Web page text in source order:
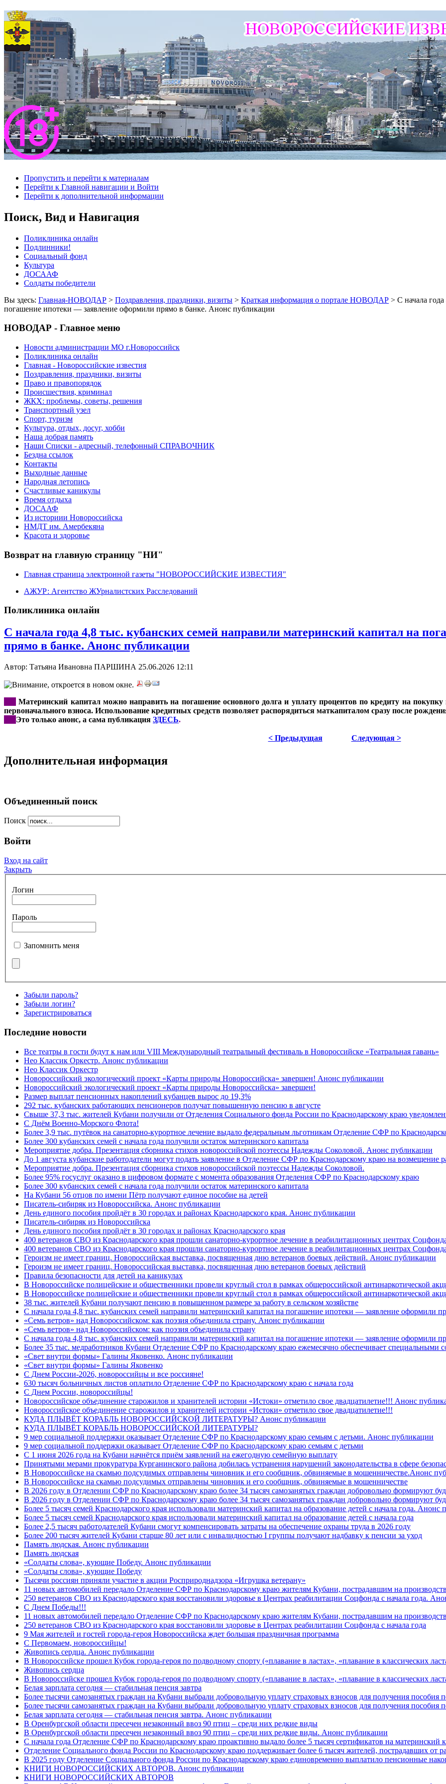
Пропустить и перейти к материалам
Перейти к Главной навигации и Войти
Перейти к дополнительной информации
Поиск, Вид и Навигация
Поликлиника онлайн
Подлинники!
Социальный фонд
Культура
ДОСААФ
Солдаты победители
Вы здесь: Главная-НОВОДАР > Поздравления, праздники, визиты > Краткая информация о портале НОВОДАР > С начала
погашение ипотеки — заявление оформили прямо в банке. Анонс публикации
НОВОДАР - Главное меню
Новости администрации МО г.Новороссийск
Поликлиника онлайн
Главная - Новороссийские известия
Поздравления, праздники, визиты
Право и правопорядок
Происшествия, криминал
ЖКХ: проблемы, советы, решения
Транспортный узел
Спорт, туризм
Культура, отдых, досуг, хобби
Наша добрая память
Наши Списки - адресный, телефонный СПРАВОЧНИК
Бездна ссылок
Контакты
Выходные данные
Народная летопись
Счастливые каникулы
Время отдыха
ДОСААФ
Из историии Новороссийска
НМДТ им. Амербекяна
Красота и здоровье
Возврат на главную страницу "НИ"
Главная страница электронной газеты "НОВОРОССИЙСКИЕ ИЗВЕСТИЯ"
АЖУР: Агентство ЖУрналистских Расследований
Поликлиника онлайн
С начала года 4,8 тыс. кубанских семей направили материнский капитал на
прямо в банке. Анонс публикации
Автор: Татьяна Ивановна ПАРШИНА 25.06.2026 12:11
Материнский капитал можно направить на погашение основного долга и уплату процентов по кредиту на
первоначального взноса. Использование кредитных средств позволяет распорядиться маткапиталом сразу после
Это только анонс, а сама публикация ЗДЕСЬ.
< Предыдущая Следующая >
Дополнительная информация
Объединенный поиск
Поиск
Войти
Вход на сайт
Закрыть
Логин
Пароль
Запомнить меня
Забыли пароль?
Забыли логин?
Зарегистрироваться
Последние новости
Все театры в гости будут к нам или VIII Международный театральный фестиваль в Новороссийске «Театральная гавань»
Нео Классик Оркестр. Анонс публикации
Нео Классик Оркестр
Новороссийский экологический проект «Карты природы Новороссийска» завершен! Анонс публикации
Новороссийский экологический проект «Карты природы Новороссийска» завершен!
Размер выплат пенсионных накоплений кубанцев вырос до 19,3%
292 тыс. кубанских работающих пенсионеров получат повышенную пенсию в августе
Свыше 37,3 тыс. жителей Кубани получили от Отделения Социального фонда России по Краснодарскому краю
C Днём Военно-Морского Флота!
Более 3,9 тыс. путёвок на санаторно-курортное лечение выдало федеральным льготникам Отделение СФР по
Более 300 кубанских семей с начала года получили остаток материнского капитала
Мероприятие добра. Презентация сборника стихов новороссийской поэтессы Надежды Соколовой. Анонс публикации
До 1 августа кубанские работодатели могут подать заявление в Отделение СФР по Краснодарскому краю на возмещение
Мероприятие добра. Презентация сборника стихов новороссийской поэтессы Надежды Соколовой.
Более 95% госуслуг оказано в цифровом формате с момента образования Отделения СФР по Краснодарскому краю
Более 300 кубанских семей с начала года получили остаток материнского капитала
На Кубани 56 отцов по имени Пётр получают единое пособие на детей
Писатель-сибиряк из Новороссийска. Анонс публикации
День единого пособия пройдёт в 30 городах и районах Краснодарского края. Анонс публикации
Писатель-сибиряк из Новороссийска
День единого пособия пройдёт в 30 городах и районах Краснодарского края
400 ветеранов СВО из Краснодарского края прошли санаторно-курортное лечение в реабилитационных центрах
400 ветеранов СВО из Краснодарского края прошли санаторно-курортное лечение в реабилитационных центрах
Героизм не имеет границ. Новороссийская выставка, посвященная дню ветеранов боевых действий. Анонс публикации
Героизм не имеет границ. Новороссийская выставка, посвященная дню ветеранов боевых действий
Правила безопасности для детей на каникулах
В Новороссийске полицейские и общественники провели круглый стол в рамках общероссийской антинаркотической
В Новороссийске полицейские и общественники провели круглый стол в рамках общероссийской антинаркотической
38 тыс. жителей Кубани получают пенсию в повышенном размере за работу в сельском хозяйстве
С начала года 4,8 тыс. кубанских семей направили материнский капитал на погашение ипотеки — заявление оформили
«Семь ветров» над Новороссийском: как поэзия объединила страну. Анонс публикации
«Семь ветров» над Новороссийском: как поэзия объединила страну
С начала года 4,8 тыс. кубанских семей направили материнский капитал на погашение ипотеки — заявление оформили
Более 35 тыс. медработников Кубани Отделение СФР по Краснодарскому краю ежемесячно обеспечивает специальными
«Свет внутри формы» Галины Яковенко. Анонс публикации
«Свет внутри формы» Галины Яковенко
C Днем России-2026, новороссийцы и все россияне!
630 тысяч больничных листов оплатило Отделение СФР по Краснодарскому краю с начала года
C Днем России, новороссийцы!
Новороссийское объединение старожилов и хранителей истории «Истоки» отметило свое двадцатилетие!!! Анонс
Новороссийское объединение старожилов и хранителей истории «Истоки» отметило свое двадцатилетие!!!
КУДА ПЛЫВЁТ КОРАБЛЬ НОВОРОССИЙСКОЙ ЛИТЕРАТУРЫ? Анонс публикации
КУДА ПЛЫВЁТ КОРАБЛЬ НОВОРОССИЙСКОЙ ЛИТЕРАТУРЫ?
9 мер социальной поддержки оказывает Отделение СФР по Краснодарскому краю семьям с детьми. Анонс публикации
9 мер социальной поддержки оказывает Отделение СФР по Краснодарскому краю семьям с детьми
С 1 июня 2026 года на Кубани начнётся приём заявлений на ежегодную семейную выплату
Принятыми мерами прокуратура Курганинского района добилась устранения нарушений законодательства в сфере
В Новороссийске на скамью подсудимых отправлены чиновник и его сообщник, обвиняемые в мошенничестве.Анонс
В Новороссийске на скамью подсудимых отправлены чиновник и его сообщник, обвиняемые в мошенничестве
В 2026 году в Отделении СФР по Краснодарскому краю более 34 тысяч самозанятых граждан добровольно формируют
В 2026 году в Отделении СФР по Краснодарскому краю более 34 тысяч самозанятых граждан добровольно формируют
Более 5 тысяч семей Краснодарского края использовали материнский капитал на образование детей с начала года. Анонс
Более 5 тысяч семей Краснодарского края использовали материнский капитал на образование детей с начала года
Более 2,5 тысяч работодателей Кубани смогут компенсировать затраты на обеспечение охраны труда в 2026 году
Более 200 тысяч жителей Кубани старше 80 лет или с инвалидностью I группы получают надбавку к пенсии за уход
Память людская. Анонс публикации
Память людская
«Солдаты слова», кующие Победу. Анонс публикации
«Солдаты слова», кующие Победу
Тысячи россиян приняли участие в акции Росприроднадзора «Игрушка ветерану»
11 новых автомобилей передало Отделение СФР по Краснодарскому краю жителям Кубани, пострадавшим на
250 ветеранов СВО из Краснодарского края восстановили здоровье в Центрах реабилитации Соцфонда с начала года.
С Днем Победы!!!
11 новых автомобилей передало Отделение СФР по Краснодарскому краю жителям Кубани, пострадавшим на
250 ветеранов СВО из Краснодарского края восстановили здоровье в Центрах реабилитации Соцфонда с начала года
9 Мая жителей и гостей города-героя Новороссийска ждет большая праздничная программа
C Первомаем, новороссийцы!
Живопись сердца. Анонс публикации
В Новороссийске прошел Кубок города-героя по подводному спорту («плавание в ластах», «плавание в классических
Живопись сердца
В Новороссийске прошел Кубок города-героя по подводному спорту («плавание в ластах», «плавание в классических
Белая зарплата сегодня — стабильная пенсия завтра
Более тысячи самозанятых граждан на Кубани выбрали добровольную уплату страховых взносов для получения пособия
Более тысячи самозанятых граждан на Кубани выбрали добровольную уплату страховых взносов для получения
Белая зарплата сегодня — стабильная пенсия завтра. Анонс публикации
В Оренбургской области пресечен незаконный ввоз 90 птиц – среди них редкие виды
В Оренбургской области пресечен незаконный ввоз 90 птиц – среди них редкие виды. Анонс публикации
С начала года Отделение СФР по Краснодарскому краю проактивно выдало более 5 тысяч сертификатов на материнский
Отделение Социального фонда России по Краснодарскому краю поддерживает более 6 тысяч жителей, пострадавших от
В 2025 году Отделение Социального фонда России по Краснодарскому краю единовременно выплатило пенсионные
КНИГИ НОВОРОССИЙСКИХ АВТОРОВ. Анонс публикации
КНИГИ НОВОРОССИЙСКИХ АВТОРОВ